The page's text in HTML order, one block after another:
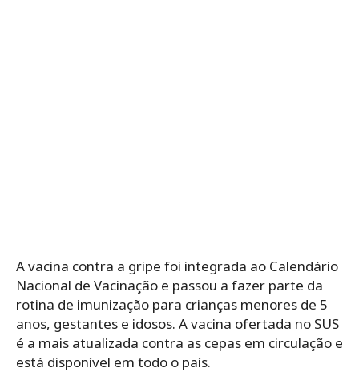
A vacina contra a gripe foi integrada ao Calendário
Nacional de Vacinação e passou a fazer parte da
rotina de imunização para crianças menores de 5
anos, gestantes e idosos. A vacina ofertada no SUS
é a mais atualizada contra as cepas em circulação e
está disponível em todo o país.